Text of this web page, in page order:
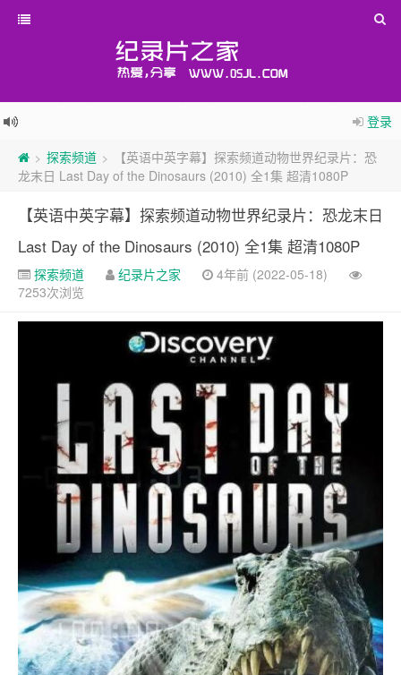
登录
> 探索频道 >
【英语中英字幕】探索频道动物世界纪录片：恐
龙末日 Last Day of the Dinosaurs (2010) 全1集 超清1080P
【英语中英字幕】探索频道动物世界纪录片：恐龙末日
Last Day of the Dinosaurs (2010) 全1集 超清1080P
探索频道 纪录片之家
4年前 (2022-05-18)
7253次浏览